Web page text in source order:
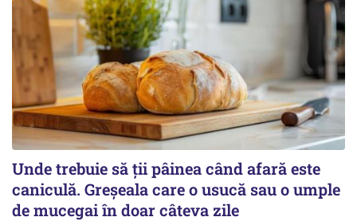
Unde trebuie să ții pâinea când afară este
caniculă. Greșeala care o usucă sau o umple
de mucegai în doar câteva zile